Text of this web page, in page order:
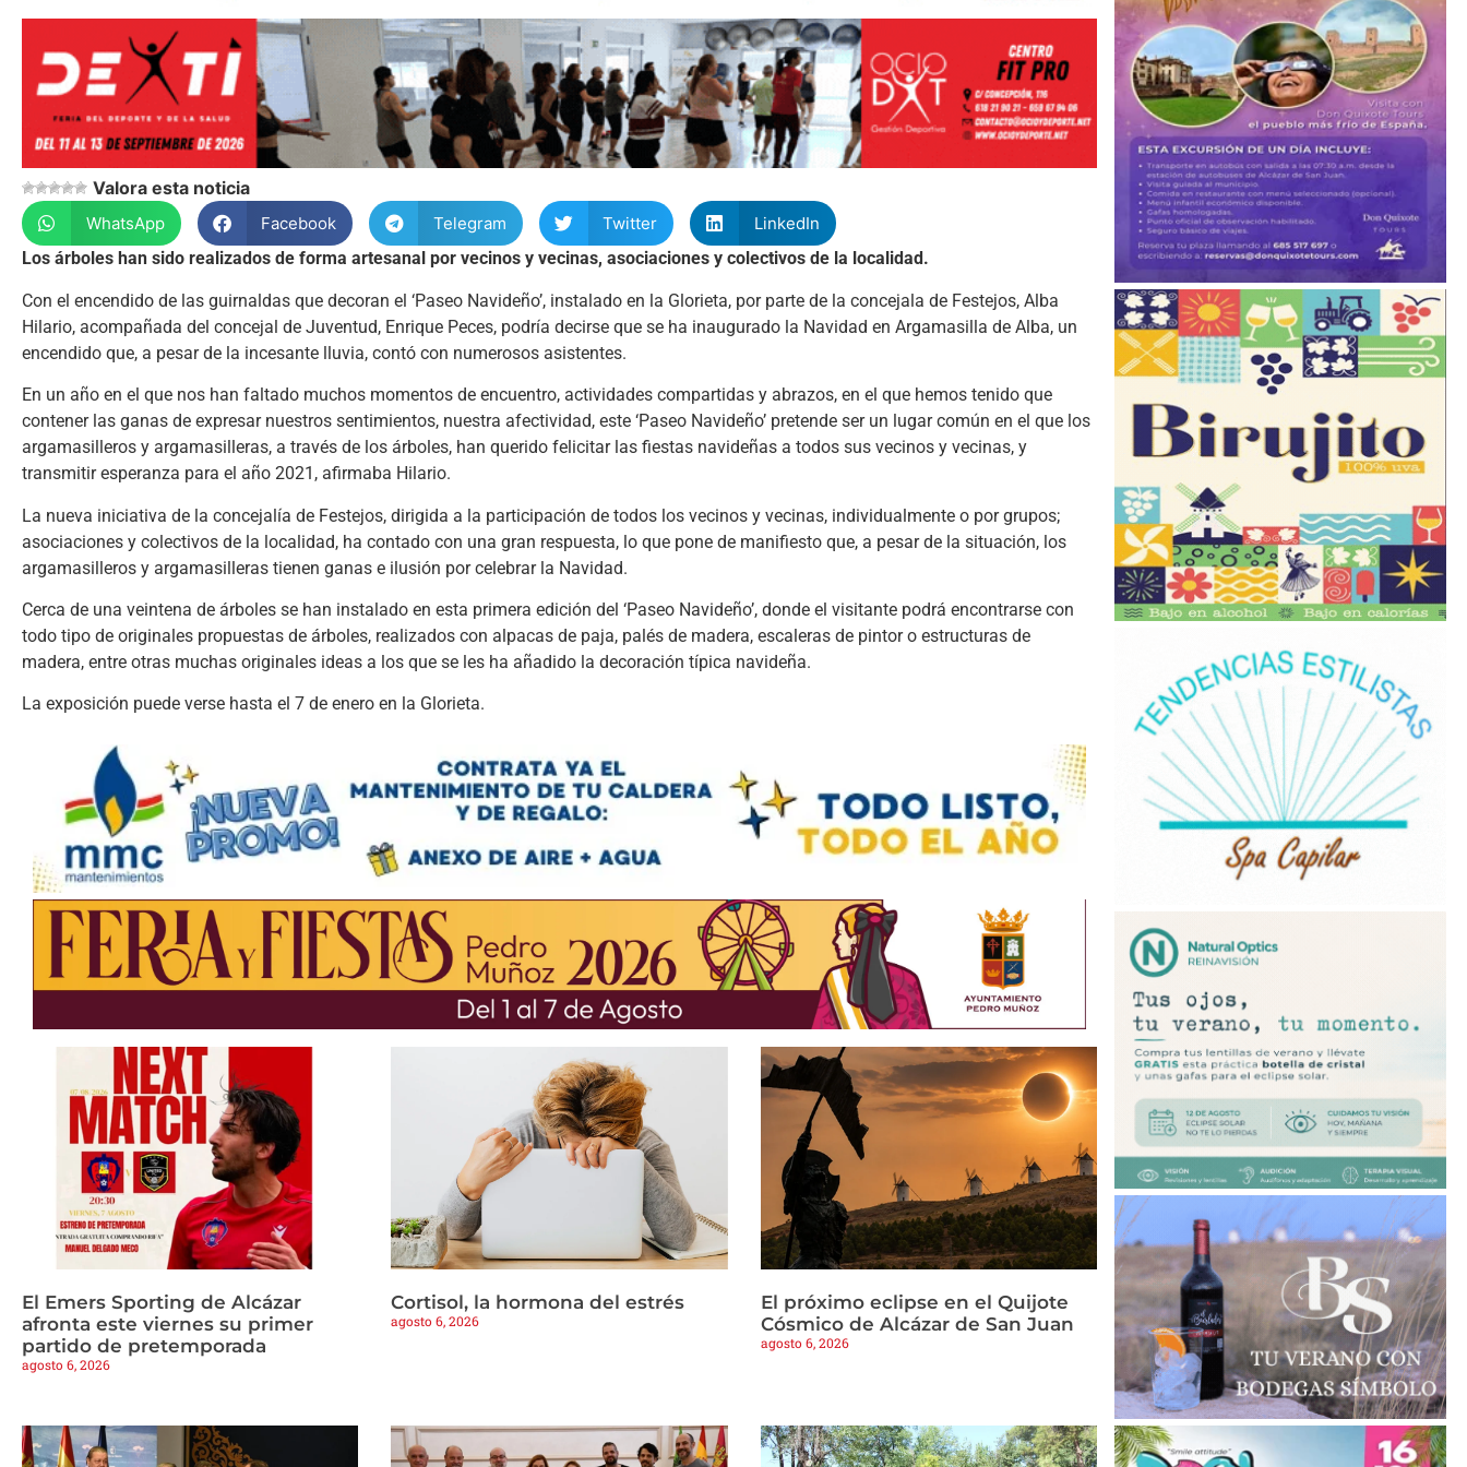
Valora esta noticia
WhatsApp Facebook Telegram Twitter
LinkedIn
Los árboles han sido realizados de forma artesanal por vecinos y vecinas, asociaciones y colectivos de la localidad.
Con el encendido de las guirnaldas que decoran el ‘Paseo Navideño’, instalado en la Glorieta, por parte de la concejala de Festejos, Alba
Hilario, acompañada del concejal de Juventud, Enrique Peces, podría decirse que se ha inaugurado la Navidad en Argamasilla de Alba, un
encendido que, a pesar de la incesante lluvia, contó con numerosos asistentes.
En un año en el que nos han faltado muchos momentos de encuentro, actividades compartidas y abrazos, en el que hemos tenido que
contener las ganas de expresar nuestros sentimientos, nuestra afectividad, este ‘Paseo Navideño’ pretende ser un lugar común en el que los
argamasilleros y argamasilleras, a través de los árboles, han querido felicitar las fiestas navideñas a todos sus vecinos y vecinas, y
transmitir esperanza para el año 2021, afirmaba Hilario.
La nueva iniciativa de la concejalía de Festejos, dirigida a la participación de todos los vecinos y vecinas, individualmente o por grupos;
asociaciones y colectivos de la localidad, ha contado con una gran respuesta, lo que pone de manifiesto que, a pesar de la situación, los
argamasilleros y argamasilleras tienen ganas e ilusión por celebrar la Navidad.
Cerca de una veintena de árboles se han instalado en esta primera edición del ‘Paseo Navideño’, donde el visitante podrá encontrarse con
todo tipo de originales propuestas de árboles, realizados con alpacas de paja, palés de madera, escaleras de pintor o estructuras de
madera, entre otras muchas originales ideas a los que se les ha añadido la decoración típica navideña.
La exposición puede verse hasta el 7 de enero en la Glorieta.
El Emers Sporting de Alcázar
afronta este viernes su primer
partido de pretemporada
agosto 6, 2026
Cortisol, la hormona del estrés
agosto 6, 2026
El próximo eclipse en el Quijote
Cósmico de Alcázar de San Juan
agosto 6, 2026